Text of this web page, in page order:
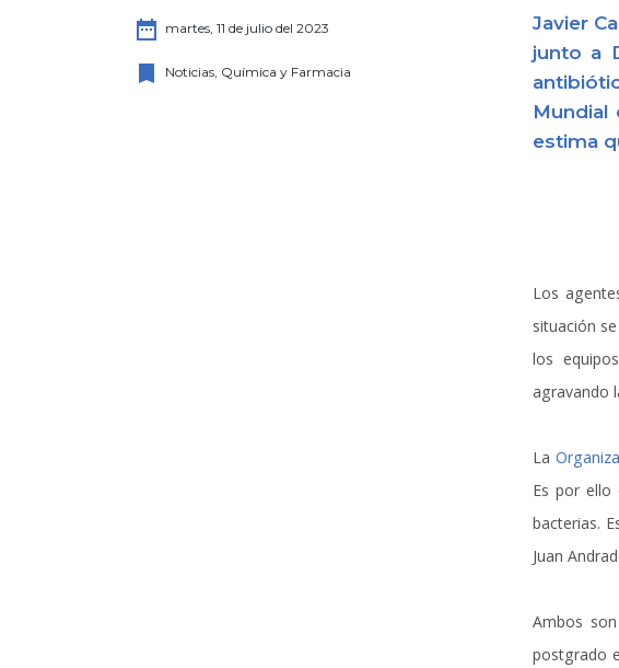
date_range martes, 11 de julio del 2023
bookmark Noticias, Química y Farmacia
Javier
junto a
Mundial
estima
Los
situación
los
agravando
La
Es por ello
bacterias.
Juan
Ambos
postgrado